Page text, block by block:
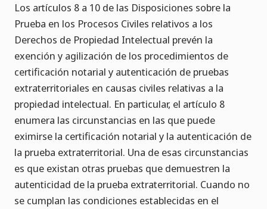
Los artículos 8 a 10 de las Disposiciones sobre la
Prueba en los Procesos Civiles relativos a los
Derechos de Propiedad Intelectual prevén la
exención y agilización de los procedimientos de
certificación notarial y autenticación de pruebas
extraterritoriales en causas civiles relativas a la
propiedad intelectual. En particular, el artículo 8
enumera las circunstancias en las que puede
eximirse la certificación notarial y la autenticación de
la prueba extraterritorial. Una de esas circunstancias
es que existan otras pruebas que demuestren la
autenticidad de la prueba extraterritorial. Cuando no
se cumplan las condiciones establecidas en el